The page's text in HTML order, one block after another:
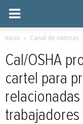
Inicio Canal de noticias
Cal/OSHA
cartel para